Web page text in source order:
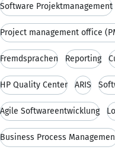
Software Projektmanagement
Project management office
Fremdsprachen Reporting
HP Quality Center ARIS
Agile Softwareentwicklung
Business Process